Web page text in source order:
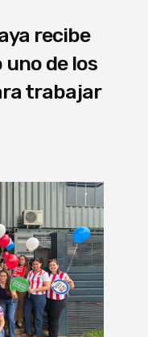
recibe
de los
trabajar